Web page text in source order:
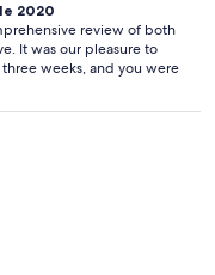
Ocean. We stayed
not too hot. We will
2020
review of both
It was our pleasure to
weeks, and you were